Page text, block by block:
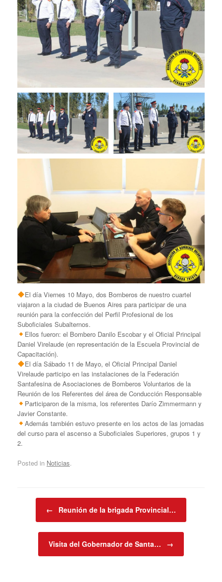
El día Viernes 10 Mayo, dos Bomberos de nuestro cuartel
viajaron a la ciudad de Buenos Aires para participar de una
reunión para la confección del Perfil Profesional de los
Suboficiales Subalternos.
Ellos fueron: el Bombero Danilo Escobar y el Oficial Principal
Daniel Virelaude (en representación de la Escuela Provincial de
Capacitación).
El día Sábado 11 de Mayo, el Oficial Principal Daniel
Virelaude participo en las instalaciones de la Federación
Santafesina de Asociaciones de Bomberos Voluntarios de la
Reunión de los Referentes del área de Conducción Responsable
Participaron de la misma, los referentes Darío Zimmermann y
Javier Constante.
Además también estuvo presente en los actos de las jornadas
del curso para el ascenso a Suboficiales Superiores, grupos 1 y
2.
Posted in Noticias.
← Reunión de la brigada Provincial…
Visita del Gobernador de Santa… →